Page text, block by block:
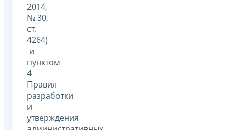
2014,
№ 30,
ст.
4264)
и
пунктом
4
Правил
разработки
и
утверждения